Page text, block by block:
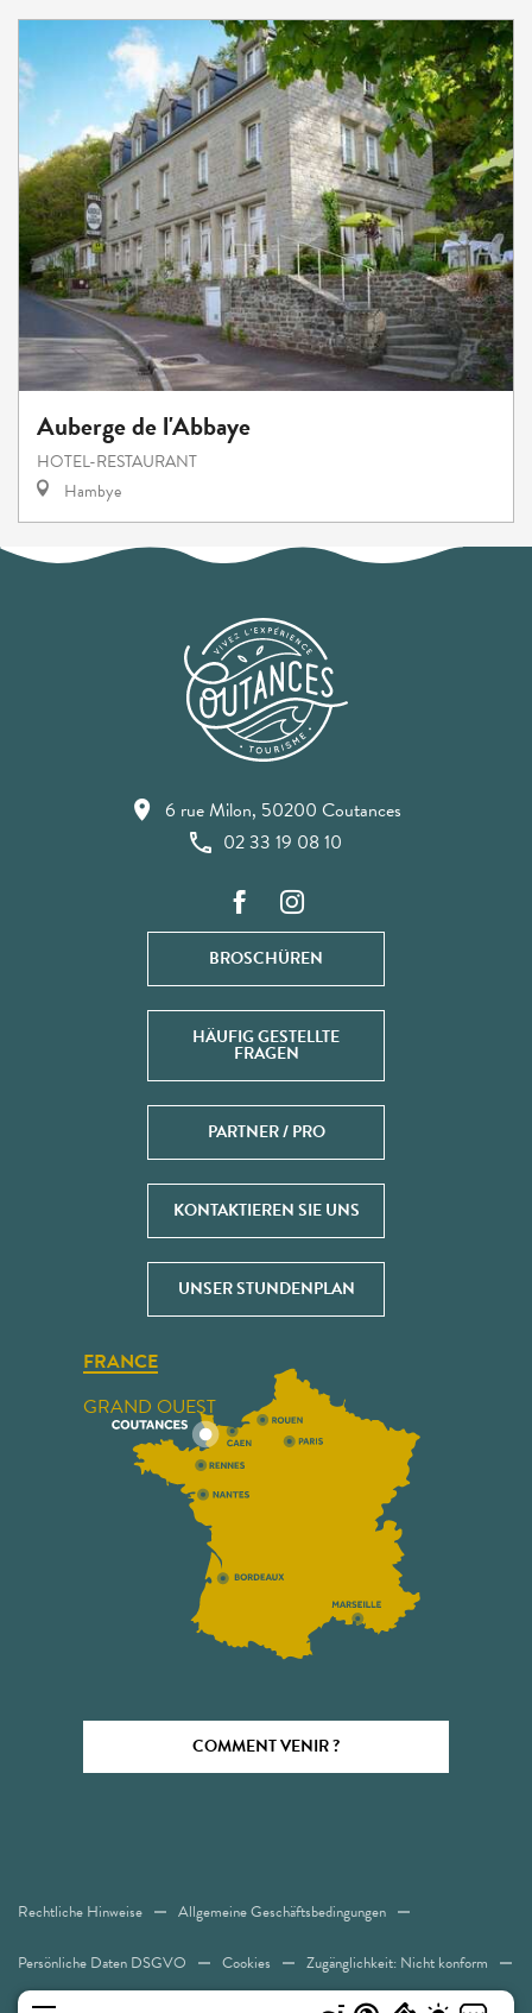
Auberge de l'Abbaye
HOTEL-RESTAURANT
Hambye
6 rue Milon, 50200 Coutances
02 33 19 08 10
BROSCHÜREN
HÄUFIG GESTELLTE
FRAGEN
PARTNER / PRO
KONTAKTIEREN SIE UNS
UNSER STUNDENPLAN
FRANCE
GRAND OUEST
COMMENT VENIR ?
Rechtliche Hinweise Allgemeine Geschäftsbedingungen
Persönliche Daten DSGVO Cookies Zugänglichkeit: Nicht konform